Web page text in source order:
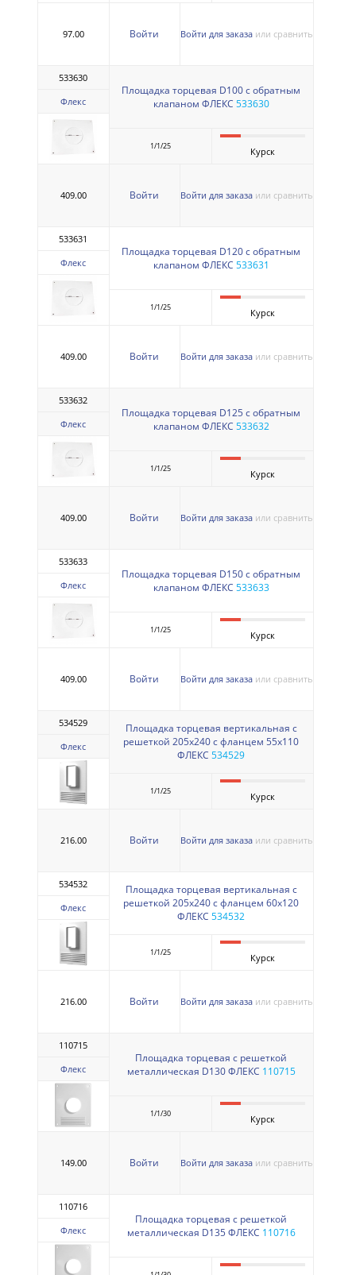
97.00 Войти Войти для заказа или сравнить
533630
Флекс
Площадка торцевая D100 с обратным
клапаном ФЛЕКС 533630
1/1/25 Курск
409.00 Войти Войти для заказа или сравнить
533631
Флекс
Площадка торцевая D120 с обратным
клапаном ФЛЕКС 533631
1/1/25 Курск
409.00 Войти Войти для заказа или сравнить
533632
Флекс
Площадка торцевая D125 с обратным
клапаном ФЛЕКС 533632
1/1/25 Курск
409.00 Войти Войти для заказа или сравнить
533633
Флекс
Площадка торцевая D150 с обратным
клапаном ФЛЕКС 533633
1/1/25 Курск
409.00 Войти Войти для заказа или сравнить
534529
Флекс
Площадка торцевая вертикальная с
решеткой 205х240 с фланцем 55х110
ФЛЕКС 534529
1/1/25 Курск
216.00 Войти Войти для заказа или сравнить
534532
Флекс
Площадка торцевая вертикальная с
решеткой 205х240 с фланцем 60х120
ФЛЕКС 534532
1/1/25 Курск
216.00 Войти Войти для заказа или сравнить
110715
Флекс
Площадка торцевая с решеткой
металлическая D130 ФЛЕКС 110715
1/1/30 Курск
149.00 Войти Войти для заказа или сравнить
110716
Флекс
Площадка торцевая с решеткой
металлическая D135 ФЛЕКС 110716